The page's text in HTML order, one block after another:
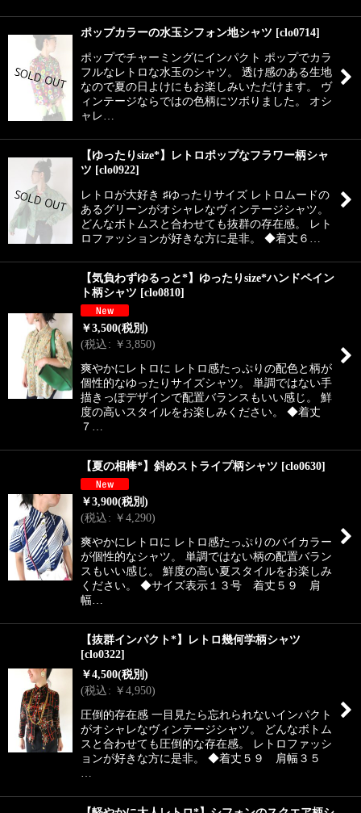
ポップカラーの水玉シフォン地シャツ [clo0714]
ポップでチャーミングにインパクト ポップでカラ
フルなレトロな水玉のシャツ。 透け感のある生地
なので夏の日よけにもお楽しみいただけます。 ヴ
ィンテージならではの色柄にツボりました。 オシ
ャレ…
【ゆったりsize*】レトロポップなフラワー柄シャ
ツ [clo0922]
レトロが大好き ♯ゆったりサイズ レトロムードの
あるグリーンがオシャレなヴィンテージシャツ。
どんなボトムスと合わせても抜群の存在感。 レト
ロファッションが好きな方に是非。 ◆着丈６…
【気負わずゆるっと*】ゆったりsize*ハンドペイン
ト柄シャツ [clo0810]
￥3,500(税別)
(税込: ￥3,850)
爽やかにレトロに レトロ感たっぷりの配色と柄が
個性的なゆったりサイズシャツ。 単調ではない手
描きっぽデザインで配置バランスもいい感じ。 鮮
度の高いスタイルをお楽しみください。 ◆着丈
７…
【夏の相棒*】斜めストライプ柄シャツ [clo0630]
￥3,900(税別)
(税込: ￥4,290)
爽やかにレトロに レトロ感たっぷりのバイカラー
が個性的なシャツ。 単調ではない柄の配置バラン
スもいい感じ。 鮮度の高い夏スタイルをお楽しみ
ください。 ◆サイズ表示１３号 着丈５９ 肩
幅…
【抜群インパクト*】レトロ幾何学柄シャツ
[clo0322]
￥4,500(税別)
(税込: ￥4,950)
圧倒的存在感 一目見たら忘れられないインパクト
がオシャレなヴィンテージシャツ。 どんなボトム
スと合わせても圧倒的な存在感。 レトロファッシ
ョンが好きな方に是非。 ◆着丈５９ 肩幅３５
…